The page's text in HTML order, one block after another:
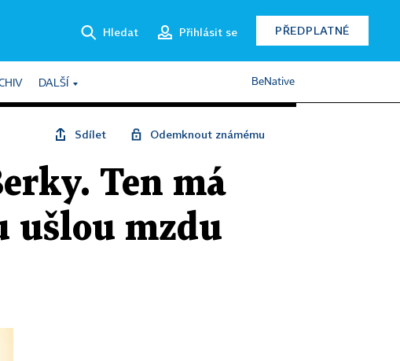
Hledat Přihlásit se PŘEDPLATNÉ
DALŠÍ BeNative
Sdílet Odemknout známému
Ten má
ušlou mzdu